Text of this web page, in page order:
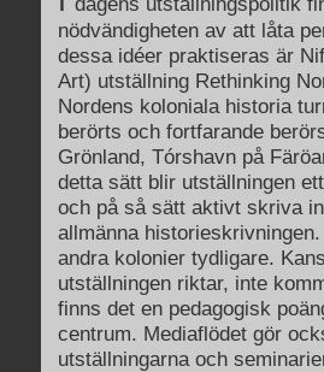
nödvändigheten av att låta
dessa idéer praktiseras är
Art) utställning Rethinking
Nordens koloniala historia
berörts och fortfarande
Grönland, Tórshavn på
detta sätt blir utställningen
och på så sätt aktivt skriva
allmänna
andra kolonier tydligare.
utställningen riktar, inte
finns det en pedagogisk
centrum. Mediaflödet gör
utställningarna och